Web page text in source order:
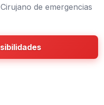
de emergencias